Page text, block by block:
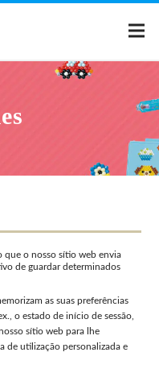
que o nosso sítio web envia
de guardar determinados
as suas preferências
o estado de início de sessão,
sítio web para lhe
de utilização personalizada e